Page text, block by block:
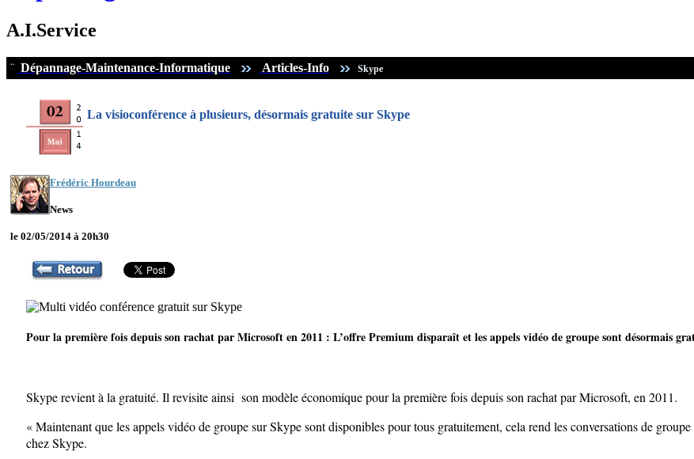
A.I.Service
¨ Dépannage-Maintenance-Informatique Articles-Info Skype
La visioconférence à plusieurs, désormais gratuite sur Skype
Frédéric Hourdeau
News
le 02/05/2014 à 20h30
Pour la première fois depuis son rachat par Microsoft en 2011 : L’offre Premium disparaît et les appels vidéo de groupe sont désormais
Skype revient à la gratuité. Il revisite ainsi son modèle économique pour la première fois depuis son rachat par Microsoft, en 2011.
« Maintenant que les appels vidéo de groupe sur Skype sont disponibles pour tous gratuitement, cela rend les conversations de
chez Skype.